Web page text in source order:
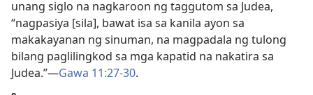
unang siglo na nagkaroon ng taggutom sa Judea,
“nagpasiya [sila], bawat isa sa kanila ayon sa
makakayanan ng sinuman, na magpadala ng tulong
bilang paglilingkod sa mga kapatid na nakatira sa
Judea.”—Gawa 11:27-30.